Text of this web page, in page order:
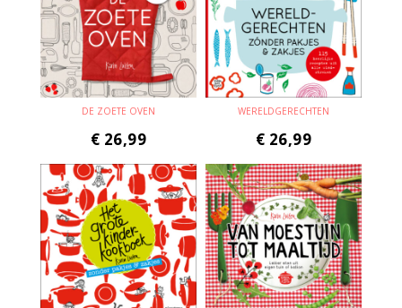
DE ZOETE OVEN
€ 26,99
WERELDGERECHTEN
€ 26,99